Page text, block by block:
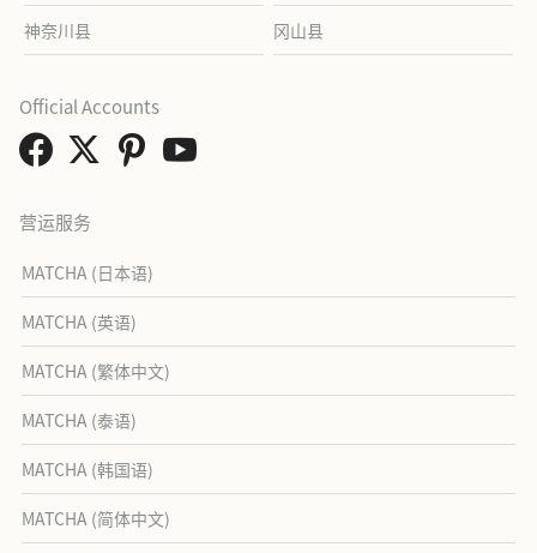
神奈川县 冈山县
营运服务
MATCHA (日本语)
MATCHA (英语)
MATCHA (繁体中文)
MATCHA (泰语)
MATCHA (韩国语)
MATCHA (简体中文)
Official Accounts